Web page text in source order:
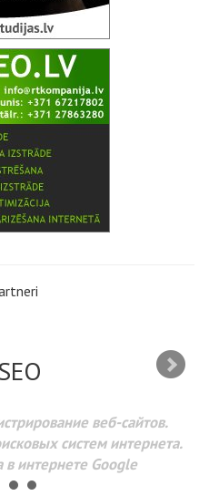
веб-сайтов.
систем интернета.
в интернете Google